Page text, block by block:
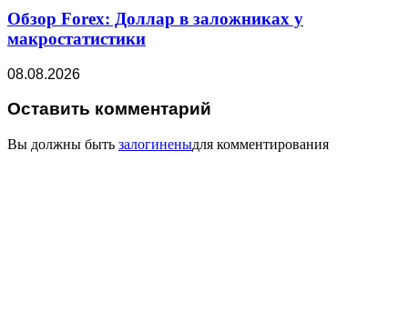
Обзор Forex: Доллар в заложниках у
макростатистики
08.08.2026
Оставить комментарий
Вы должны быть залогиненыдля комментирования